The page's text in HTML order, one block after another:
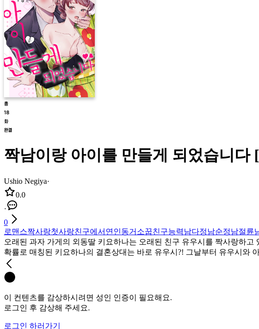
짝남이랑 아이를 만들게 되었습니다
Ushio Negiya·
0.0
·
0
로맨스짝사랑첫사랑친구에서연인동거 소꿉친구능력남다정남순정남절륜
오래된 과자 가게의 외동딸 키요하나는 오래된 친구 유우시를 짝사랑하
확률로 매칭된 키요하나의 결혼상대는 바로 유우시?! 그날부터 유우시
이 컨텐츠를 감상하시려면 성인 인증이 필요해요.
로그인 후 감상해 주세요.
로그인 하러가기